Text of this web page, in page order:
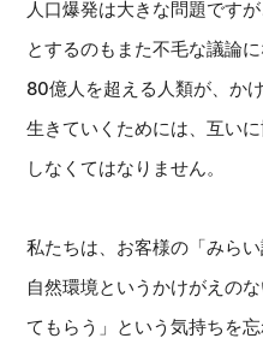
人口爆発は大きな問題です
とするのもまた不毛な議論に
80億人を超える人類が、か
生きていくためには、互い
しなくてはなりません。
私たちは、お客様の「みら
自然環境というかけがえの
てもらう」という気持ちを